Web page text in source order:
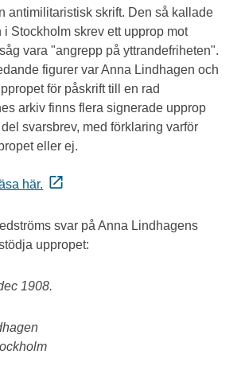
antimilitaristisk skrift. Den så kallade
Stockholm skrev ett upprop mot
vara "angrepp på yttrandefriheten".
figurer var Anna Lindhagen och
för påskrift till en rad
arkiv finns flera signerade upprop
svarsbrev, med förklaring varför
eller ej.
här.
svar på Anna Lindhagens
uppropet:
1908.